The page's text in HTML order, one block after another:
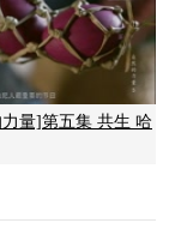
量]第五集 共生 哈